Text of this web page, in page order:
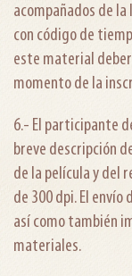
acompañados de
con código de
este material
momento de la
6.- El participante
breve descripción
de la película y del
de 300 dpi. El
así como también
materiales.